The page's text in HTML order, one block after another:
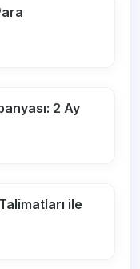
2 Ay
ile